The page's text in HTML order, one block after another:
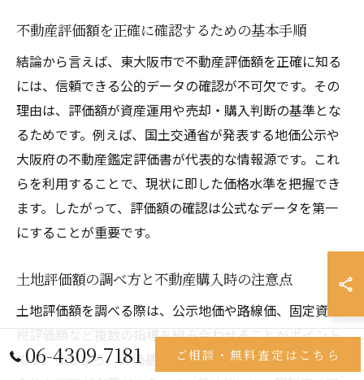
不動産評価額を正確に確認するための基本手順
結論から言えば、東大阪市で不動産評価額を正確に知る
には、信頼できる公的データの確認が不可欠です。その
理由は、評価額が資産運用や売却・購入判断の基準とな
るためです。例えば、国土交通省が発表する地価公示や
大阪府の不動産鑑定評価書が代表的な情報源です。これ
らを利用することで、現状に即した価格水準を把握でき
ます。したがって、評価額の確認は公式なデータを第一
にすることが重要です。
土地評価額の調べ方と不動産購入時の注意点
土地評価額を調べる際は、公示地価や路線価、固定資産
税評価額など複数の指標を組み合わせることがポイント
です。なぜなら、評価基準ごとに価格が異なるため、総
06-4309-7181 ご相談・無料査定はこちら